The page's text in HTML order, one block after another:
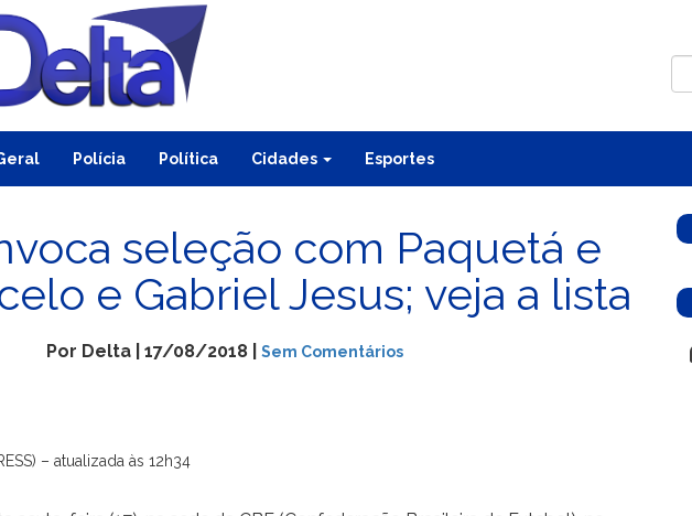
Polícia Política Cidades Esportes
seleção com Paquetá e
e Gabriel Jesus; veja a lista
Por Delta | 17/08/2018 | Sem Comentários
– atualizada às 12h34